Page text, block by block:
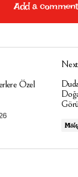
Add a comment
Add a comment
Özel